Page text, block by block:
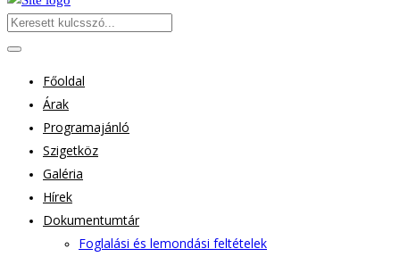
Főoldal
Árak
Programajánló
Szigetköz
Galéria
Hírek
Dokumentumtár
Foglalási és lemondási feltételek